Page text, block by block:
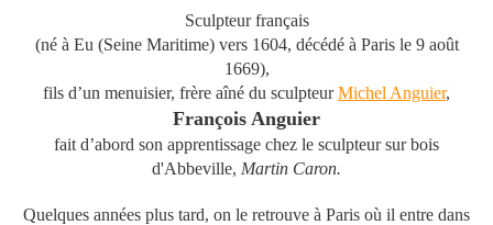
Sculpteur français
(né à Eu (Seine Maritime) vers 1604, décédé à Paris le 9 août
1669),
fils d’un menuisier, frère aîné du sculpteurMichel Anguier,
François Anguier
fait d’abord son apprentissage chez le sculpteur sur bois
d'Abbeville, Martin Caron.
Quelques années plus tard, on le retrouve à Paris où il entre dans